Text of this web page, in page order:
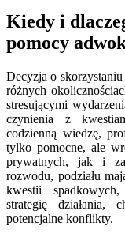
Kiedy i
pomocy
Decyzja o
różnych
stresującymi
czynienia z
codzienną wiedzę,
tylko pomocne, ale
prywatnych, jak i
rozwodu, podziału
kwestii
strategię działania,
potencjalne konflikty.